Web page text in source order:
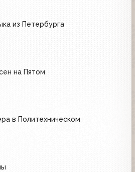
из Петербурга
на Пятом
в Политехническом